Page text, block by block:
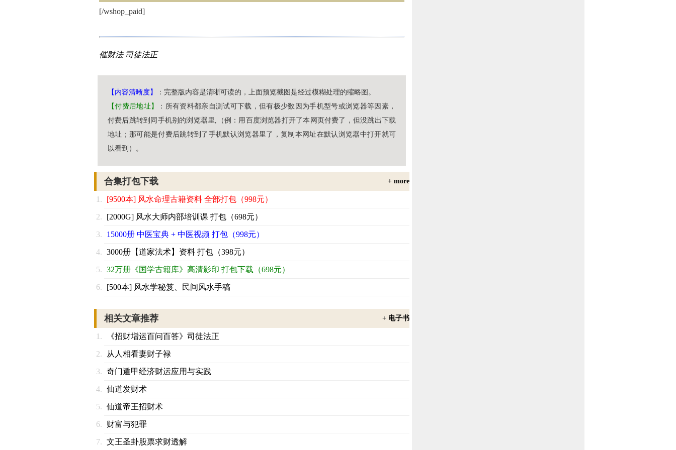
[/wshop_paid]
催财法 司徒法正
【内容清晰度】
：完整版内容是清晰可读的，上面预览截图是经过模糊处理的缩略图。
【付费后地址】
：所有资料都亲自测试可下载，但有极少数因为手机型号或浏览器等因素，
付费后跳转到同手机别的浏览器里,（例：用百度浏览器打开了本网页付费了，但没跳出下载
地址；那可能是付费后跳转到了手机默认浏览器里了，复制本网址在默认浏览器中打开就可
以看到）。
合集打包下载 + more
[9500本] 风水命理古籍资料 全部打包（998元）
[2000G] 风水大师内部培训课 打包（698元）
15000册 中医宝典 + 中医视频 打包（998元）
3000册【道家法术】资料 打包（398元）
32万册《国学古籍库》高清影印 打包下载（698元）
[500本] 风水学秘笈、民间风水手稿
相关文章推荐 + 电子书
《招财增运百问百答》司徒法正
从人相看妻财子禄
奇门遁甲经济财运应用与实践
仙道发财术
仙道帝王招财术
财富与犯罪
文王圣卦股票求财透解